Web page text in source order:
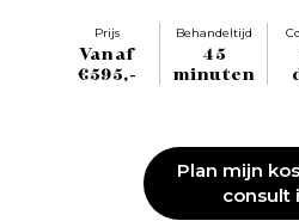
Prijs
Vanaf
€595,-
Behandeltijd
45
minuten
Plan mijn
consult